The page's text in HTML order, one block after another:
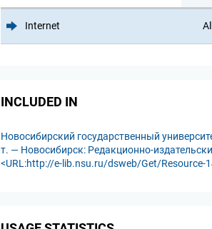
Internet All
INCLUDED IN
Новосибирский государственный
т. — Новосибирск: Редакционно-
<URL:http://e-lib.nsu.ru/dsweb/Get/Resource-